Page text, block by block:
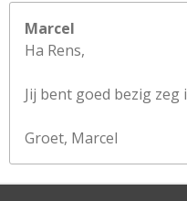
Marcel
Ha Rens,
Jij bent goed bezig zeg
Groet, Marcel